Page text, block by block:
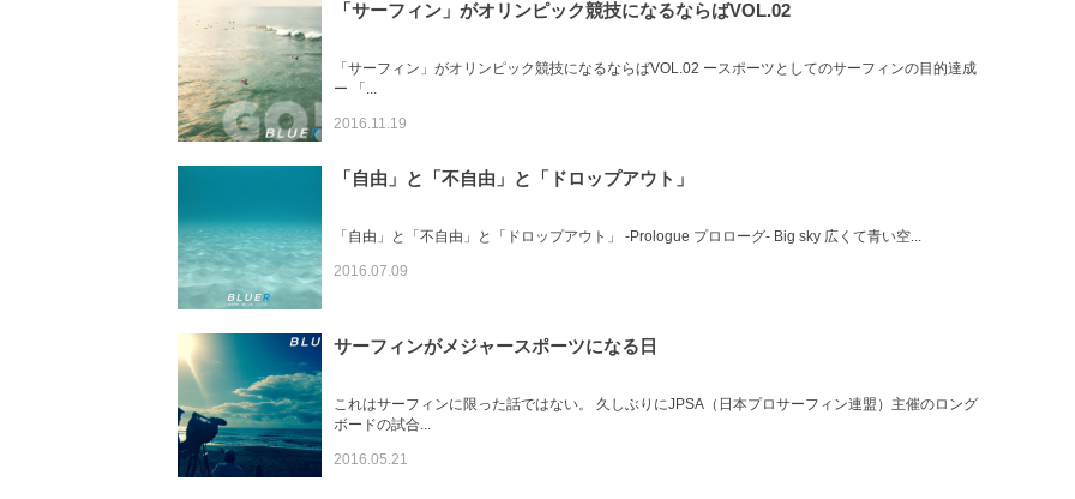
「サーフィン」がオリンピック競技になるならばVOL.02
「サーフィン」がオリンピック競技になるならばVOL.02 ースポーツとしてのサーフィンの目的達成
ー 「...
2016.11.19
「自由」と「不自由」と「ドロップアウト」
「自由」と「不自由」と「ドロップアウト」 -Prologue プロローグ- Big sky 広くて青い空...
2016.07.09
サーフィンがメジャースポーツになる日
これはサーフィンに限った話ではない。 久しぶりにJPSA（日本プロサーフィン連盟）主催のロング
ボードの試合...
2016.05.21